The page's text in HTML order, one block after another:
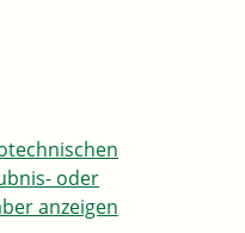
oder
anzeigen